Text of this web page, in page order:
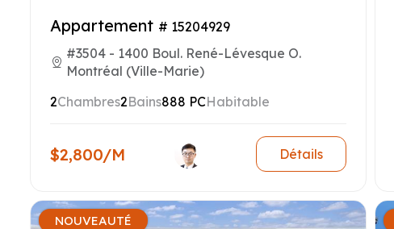
Appartement # 15204929
#3504 - 1400 Boul. René-Lévesque O.
Montréal (Ville-Marie)
2Chambres2Bains888 PCHabitable
$2,800/M Détails
NOUVEAUTÉ